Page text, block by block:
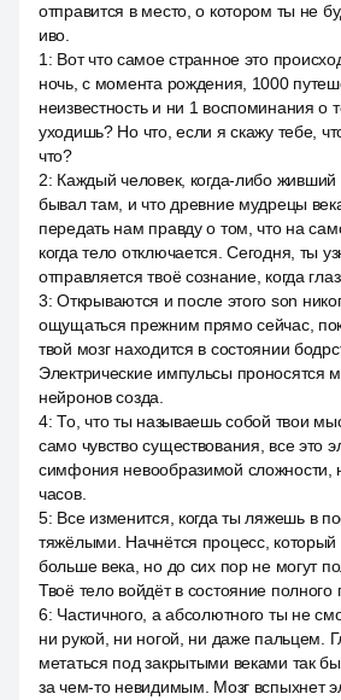
отправится в место, о котором ты не
иво.
1 : Вот что самое странное это
ночь, с момента рождения, 1000
неизвестность и ни 1 воспоминания о
уходишь? Но что, если я скажу тебе,
что?
2: Каждый человек, когда-либо живший
бывал там, и что древние мудрецы
передать нам правду о том, что на
когда тело отключается. Сегодня, ты
отправляется твоё сознание, когда
3:Открываются и после этого son
ощущаться прежним прямо сейчас,
твой мозг находится в состоянии
Электрические импульсы проносятся
нейронов созда.
4:То, что ты называешь собой твои
само чувство существования, все это
симфония невообразимой сложности,
часов.
5: Все изменится, когда ты ляжешь в
тяжёлыми. Начнётся процесс,
больше века, но до сих пор не могут
Твоё тело войдёт в состояние полного
6: Частичного, а абсолютного ты не
ни рукой, ни ногой, ни даже пальцем.
метаться под закрытыми веками так
за чем-то невидимым. Мозг вспыхнет